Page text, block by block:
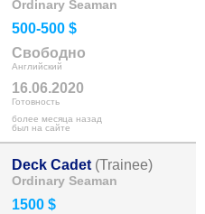
Ordinary Seaman
500-500 $
Свободно
Английский
16.06.2020
Готовность
более месяца назад
был на сайте
Deck Cadet (Trainee)
Ordinary Seaman
1500 $